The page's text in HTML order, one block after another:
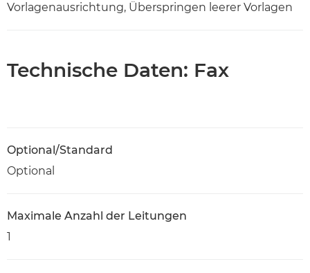
Vorlagenausrichtung, Überspringen leerer Vorlagen
Technische Daten: Fax
Optional/Standard
Optional
Maximale Anzahl der Leitungen
1